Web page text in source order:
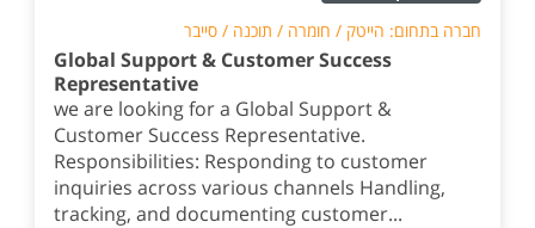
חברה בתחום: הייטק / חומרה / תוכנה / סייבר
Global Support & Customer Success
Representative
we are looking for a Global Support &
Customer Success Representative.
Responsibilities: Responding to customer
inquiries across various channels Handling,
tracking, and documenting customer...